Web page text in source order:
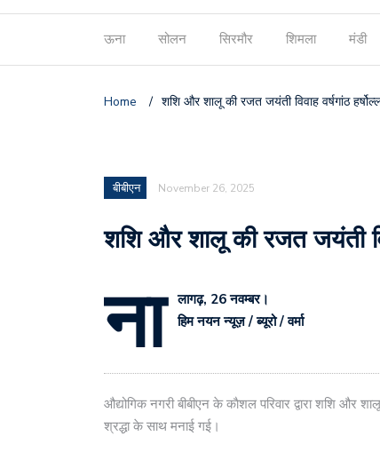
ऊना सोलन सिरमौर शिमला मंडी
Home / शशि और शालू की रजत जयंती विवाह वर्षगांठ
बीबीएन November 26, 2025
शशि और शालू की रजत जयंती
ना
लागढ़, 26 नवम्बर।
हिम नयन न्यूज़ / ब्यूरो / वर्मा
औद्योगिक नगरी बीबीएन के काैशल परिवार द्वारा शशि और
श्रद्धा के साथ मनाई गई।